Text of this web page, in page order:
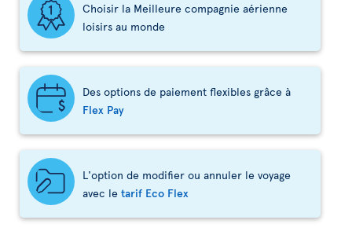
Choisir la Meilleure compagnie aérienne
loisirs au monde
Des options de paiement flexibles grâce à
Flex Pay
L'option de modifier ou annuler le voyage
avec le tarif Eco Flex